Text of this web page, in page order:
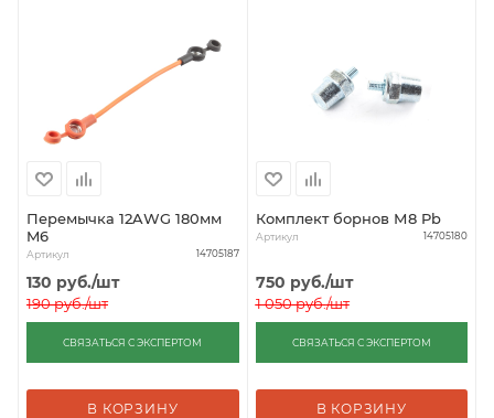
Перемычка 12AWG 180мм
M6
Артикул 14705187
130 руб./шт
190руб./шт
СВЯЗАТЬСЯ С ЭКСПЕРТОМ
В КОРЗИНУ
Комплект борнов М8 Pb
Артикул 14705180
750 руб./шт
1 050руб./шт
СВЯЗАТЬСЯ С ЭКСПЕРТОМ
В КОРЗИНУ